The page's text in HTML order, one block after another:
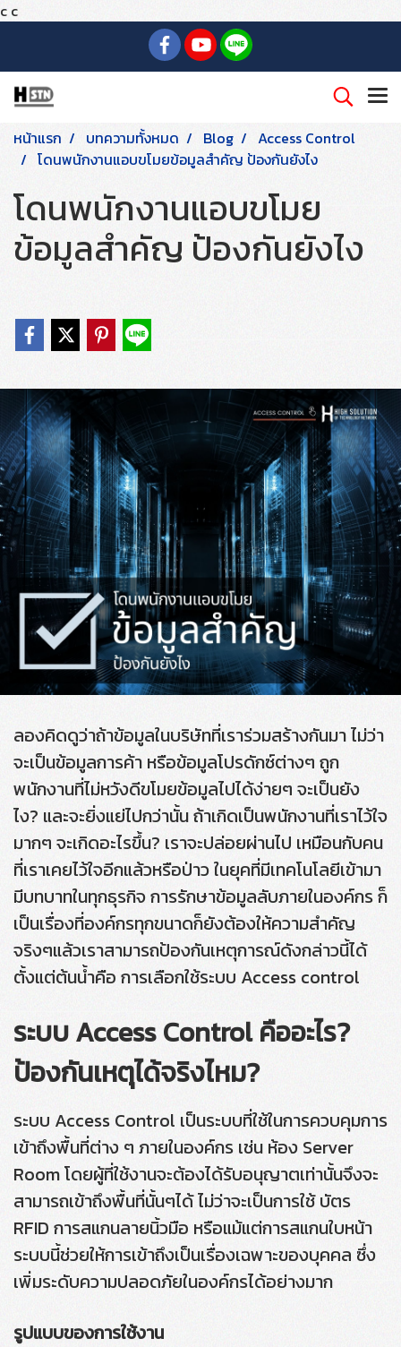
c c
หน้าแรก บทความทั้งหมด Blog
Access Control
โดนพนักงานแอบขโมยข้อมูลสำคัญ ป้องกันยังไง
โดนพนักงานแอบขโมย
ข้อมูลสำคัญ ป้องกันยังไง
ลองคิดดูว่าถ้าข้อมูลในบริษัทที่เราร่วมสร้างกันมา ไม่ว่า
จะเป็นข้อมูลการค้า หรือข้อมูลโปรดักซ์ต่างๆ ถูก
พนักงานที่ไม่หวังดีขโมยข้อมูลไปได้ง่ายๆ จะเป็นยัง
ไง? และจะยิ่งแย่ไปกว่านั้น ถ้าเกิดเป็นพนักงานที่เราไว้ใจ
มากๆ จะเกิดอะไรขึ้น? เราจะปล่อยผ่านไป เหมือนกับคน
ที่เราเคยไว้ใจอีกแล้วหรือป่าวในยุคที่มีเทคโนโลยีเข้ามา
มีบทบาทในทุกธุรกิจ การรักษาข้อมูลลับภายในองค์กร ก็
เป็นเรื่องที่องค์กรทุกขนาดก็ยังต้องให้ความสำคัญ
จริงๆแล้วเราสามารถป้องกันเหตุการณ์ดังกล่าวนี้ได้
ตั้งแต่ต้นน้ำคือ การเลือกใช้ระบบ Access control
ระบบ Access Control คืออะไร?
ป้องกันเหตุได้จริงไหม?
ระบบ Access Control เป็นระบบที่ใช้ในการควบคุมการ
เข้าถึงพื้นที่ต่าง ๆ ภายในองค์กร เช่น ห้อง Server
Room โดยผู้ที่ใช้งานจะต้องได้รับอนุญาตเท่านั้นจึงจะ
สามารถเข้าถึงพื้นที่นั้นๆได้ ไม่ว่าจะเป็นการใช้ บัตร
RFID การสแกนลายนิ้วมือ หรือแม้แต่การสแกนใบหน้า
ระบบนี้ช่วยให้การเข้าถึงเป็นเรื่องเฉพาะของบุคคล ซึ่ง
เพิ่มระดับความปลอดภัยในองค์กรได้อย่างมาก
รูปแบบของการใช้งาน